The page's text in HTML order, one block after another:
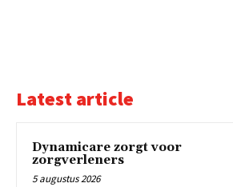
Latest article
Dynamicare zorgt voor
zorgverleners
5 augustus 2026